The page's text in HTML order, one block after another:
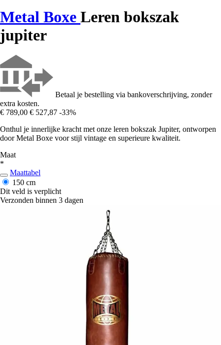
Metal Boxe Leren bokszak
jupiter
Betaal je bestelling via bankoverschrijving, zonder
extra kosten.
€ 789,00 € 527,87 -33%
Onthul je innerlijke kracht met onze leren bokszak Jupiter, ontworpen
door Metal Boxe voor stijl vintage en superieure kwaliteit.
Maat
*
Maattabel
150 cm
Dit veld is verplicht
Verzonden binnen 3 dagen